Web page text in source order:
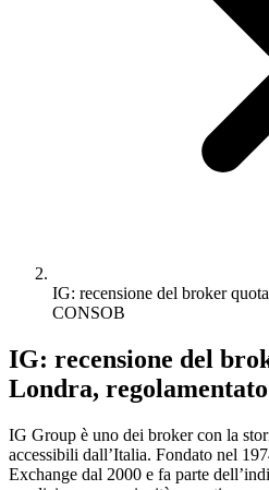
IG: recensione del broker
CONSOB
IG: recensione del
Londra,
IG Group è uno dei broker con la
accessibili dall’Italia. Fondato nel
Exchange dal 2000 e fa parte